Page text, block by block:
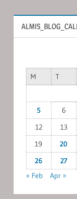
M T
5
6
12
13
19
20
26
27
« Feb
Apr »